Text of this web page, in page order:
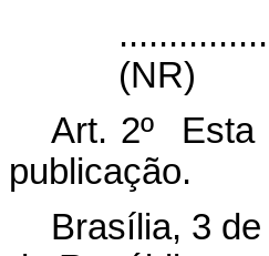
(NR)
Art. 2º Esta
publicação.
Brasília, 3